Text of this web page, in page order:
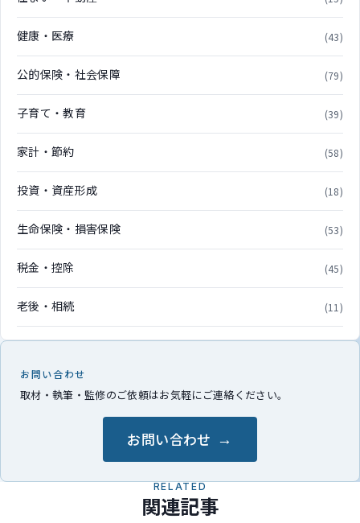
健康・医療 (43)
公的保険・社会保障 (79)
子育て・教育 (39)
家計・節約 (58)
投資・資産形成 (18)
生命保険・損害保険 (53)
税金・控除 (45)
老後・相続 (11)
お問い合わせ
取材・執筆・監修のご依頼はお気軽にご連絡ください。
お問い合わせ
RELATED
関連記事